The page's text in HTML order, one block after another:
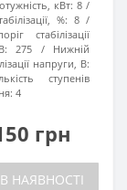
кВт: 8
%: 8
стабілізації
275
Нижній
напруги, В:
ступенів
4
грн
НАЯВНОСТІ